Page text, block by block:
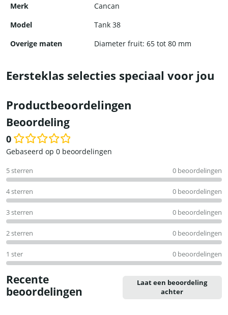
Merk
Cancan
Model
Tank 38
Overige maten
Diameter fruit: 65 tot 80 mm
Eersteklas selecties speciaal voor jou
Productbeoordelingen
Beoordeling
0
Waardering
uit
5
Gebaseerd op 0 beoordelingen
5 sterren 0 beoordelingen
4 sterren 0 beoordelingen
3 sterren 0 beoordelingen
2 sterren 0 beoordelingen
1 ster 0 beoordelingen
Recente
beoordelingen
Laat een beoordeling
achter